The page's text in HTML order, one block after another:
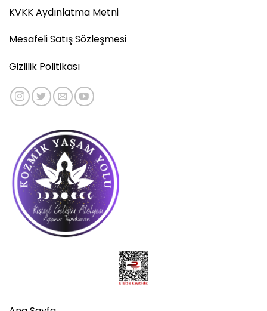
KVKK Aydınlatma Metni
Mesafeli Satış Sözleşmesi
Gizlilik Politikası